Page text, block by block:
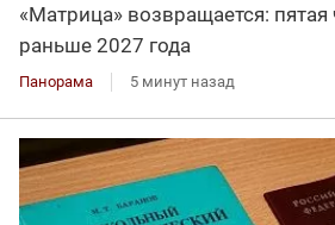
«Матрица» возвращается: пятая
раньше 2027 года
Панорама 5 минут назад